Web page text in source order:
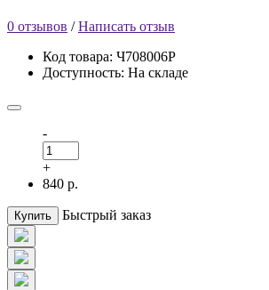
0 отзывов /Написать отзыв
Код товара: Ч708006Р
Доступность: На складе
-
+
840 р.
Купить Быстрый заказ